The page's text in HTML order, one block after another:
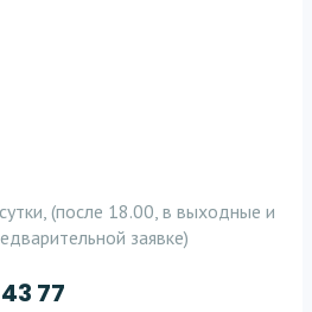
(после 18.00, в выходные и
заявке)
77